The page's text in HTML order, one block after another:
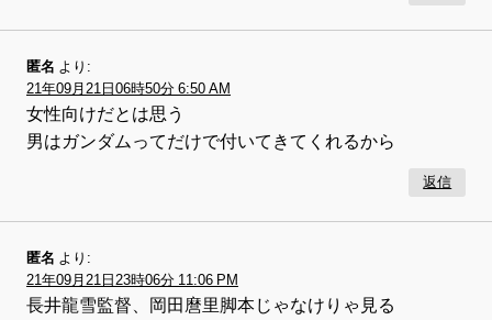
匿名 より:
21年09月21日06時50分 6:50 AM
女性向けだとは思う
男はガンダムってだけで付いてきてくれるから
返信
匿名 より:
21年09月21日23時06分 11:06 PM
長井龍雪監督、岡田麿里脚本じゃなけりゃ見る